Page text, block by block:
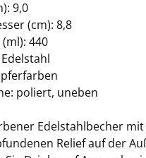
9,0
(cm): 8,8
440
poliert, uneben
Edelstahlbecher
Relief auf der